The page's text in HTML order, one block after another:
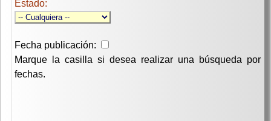
Estado:
Fecha publicación:
Marque la casilla si desea realizar una búsqueda por
fechas.